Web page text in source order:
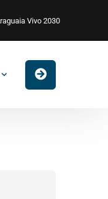
Vivo 2030